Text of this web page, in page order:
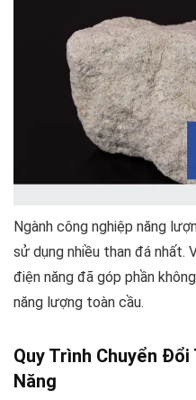
Ngành công nghiệp năng
sử dụng nhiều than đá nhất.
điện năng đã góp phần
năng lượng toàn cầu.
Quy Trình Chuyển
Năng